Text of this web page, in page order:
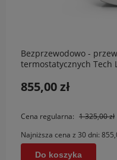
Bezprzewodowo -
termostatycznych Tech
855,00 zł
Cena regularna: 1 325,00 zł
Najniższa cena z 30 dni:
Do koszyka